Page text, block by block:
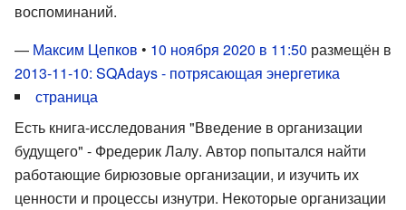
воспоминаний.
— Максим Цепков • 10 ноября 2020 в 11:50 размещён в
2013-11-10: SQAdays - потрясающая энергетика
страница
Есть книга-исследования "Введение в организации
будущего" - Фредерик Лалу. Автор попытался найти
работающие бирюзовые организации, и изучить их
ценности и процессы изнутри. Некоторые организации